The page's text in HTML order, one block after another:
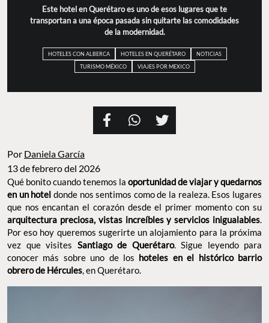
Este hotel en Querétaro es uno de esos lugares que te
transportan a una época pasada sin quitarte las comodidades
de la modernidad.
HOTELES CON ALBERCA HOTELES EN QUERÉTARO
NOTICIAS
TURISMO MÉXICO
VIAJES POR MEXICO
Por Daniela García
13 de febrero del 2026
Qué bonito cuando tenemos la oportunidad de viajar y quedarnos
en un hotel donde nos sentimos como de la realeza. Esos lugares
que nos encantan el corazón desde el primer momento con su
arquitectura preciosa, vistas increíbles y servicios inigualables.
Por eso hoy queremos sugerirte un alojamiento para la próxima
vez que visites Santiago de Querétaro. Sigue leyendo para
conocer más sobre uno de los hoteles en el histórico barrio
obrero de Hércules, en Querétaro.